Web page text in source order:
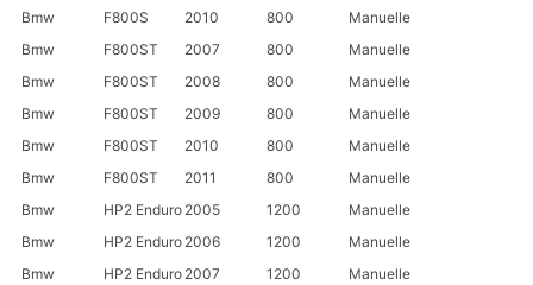
Bmw
F800S 2010 800
Manuelle
Bmw
F800ST 2007 800
Manuelle
Bmw
F800ST 2008 800
Manuelle
Bmw
F800ST 2009 800
Manuelle
Bmw
F800ST 2010 800
Manuelle
Bmw
F800ST 2011 800
Manuelle
Bmw
HP2 Enduro 2005 1200
Manuelle
Bmw
HP2 Enduro 2006 1200
Manuelle
Bmw
HP2 Enduro 2007 1200
Manuelle